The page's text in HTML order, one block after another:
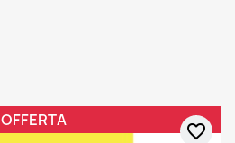
OFFERTA
favorite_border